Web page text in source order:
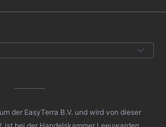
der EasyTerra B.V. und wird von dieser